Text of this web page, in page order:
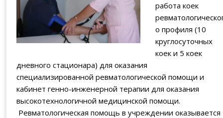
работа коек
о профиля (10
круглосуточных
коек и 5 коек
дневного стационара) для оказания
специализированной ревматологической помощи и
кабинет генно-инженерной терапии для оказания
высокотехнологичной медицинской помощи.
Ревматологическая помощь в учреждении оказывается